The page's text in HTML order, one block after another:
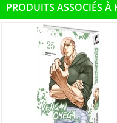
PRODUITS ASSOCIÉS